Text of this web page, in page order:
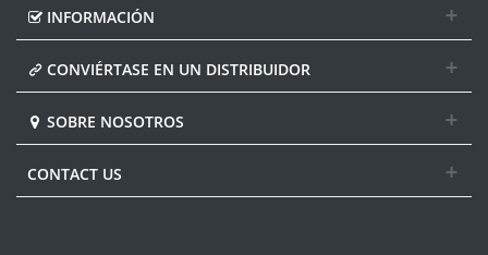
INFORMACIÓN
CONVIÉRTASE EN UN DISTRIBUIDOR
SOBRE NOSOTROS
CONTACT US